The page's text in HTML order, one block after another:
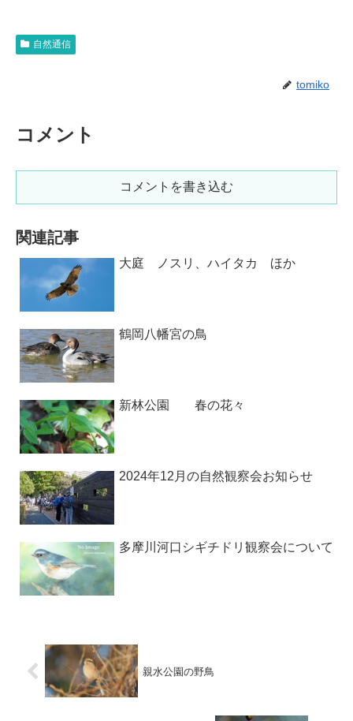
自然通信
tomiko
コメント
コメントを書き込む
関連記事
大庭 ノスリ、ハイタカ ほか
鶴岡八幡宮の鳥
新林公園 春の花々
2024年12月の自然観察会お知らせ
多摩川河口シギチドリ観察会について
親水公園の野鳥